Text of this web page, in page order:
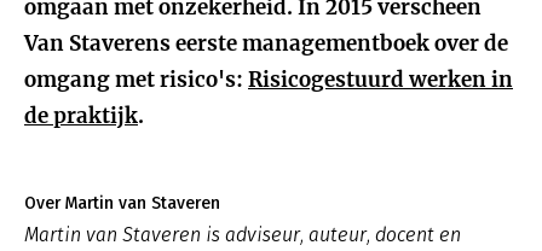
omgaan met onzekerheid. In 2015 verscheen
Van Staverens eerste managementboek over de
omgang met risico's: Risicogestuurd werken in
de praktijk.
Over Martin van Staveren
Martin van Staveren is adviseur, auteur, docent en